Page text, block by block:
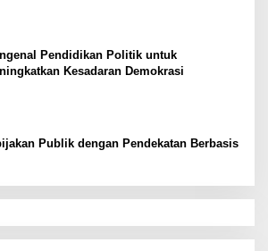
Pendidikan Politik untuk
Kesadaran Demokrasi
Publik dengan Pendekatan Berbasis